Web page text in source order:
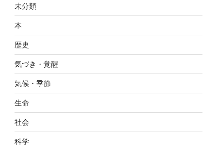
未分類
本
歴史
気づき・覚醒
気候・季節
生命
社会
科学